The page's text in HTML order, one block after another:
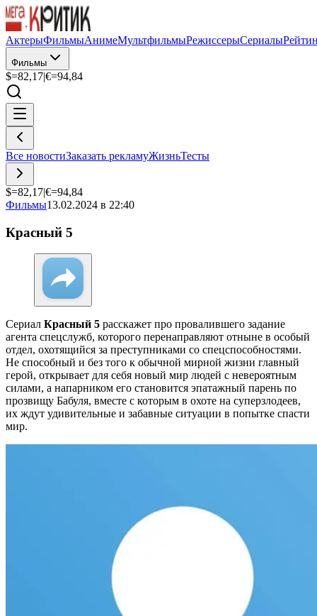
АктерыФильмыАнимеМультфильмыРежиссерыСериалы
Фильмы
$=82,17|€=94,84
Все новостиЗаказать рекламуЖизньТесты
$=82,17|€=94,84
Фильмы13.02.2024 в 22:40
Красный 5
Сериал Красный 5 расскажет про провалившего задание
агента спецслужб, которого перенаправляют отныне в особый
отдел, охотящийся за преступниками со спецспособностями.
Не способный и без того к обычной мирной жизни главный
герой, открывает для себя новый мир людей с невероятным
силами, а напарником его становится эпатажный парень по
прозвищу Бабуля, вместе с которым в охоте на суперзлодеев,
их ждут удивительные и забавные ситуации в попытке спасти
мир.